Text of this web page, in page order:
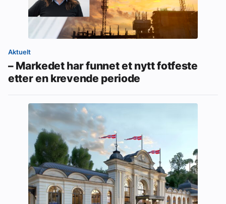
Aktuelt
– Markedet har funnet et nytt fotfeste
etter en krevende periode